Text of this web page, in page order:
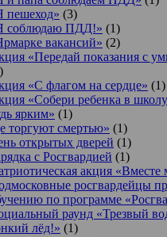
пешеход» (3)
соблюдаю ПДД!» (1)
вакансий» (2)
«Передай показания с
«С флагом на сердце» (1)
«Собери ребенка в
ярким» (1)
торгуют смертью» (1)
открытых дверей (1)
с Росгвардией (1)
акция «Вместе
росгвардейцы
по программе
раунд «Трезвый
лёд!» (1)